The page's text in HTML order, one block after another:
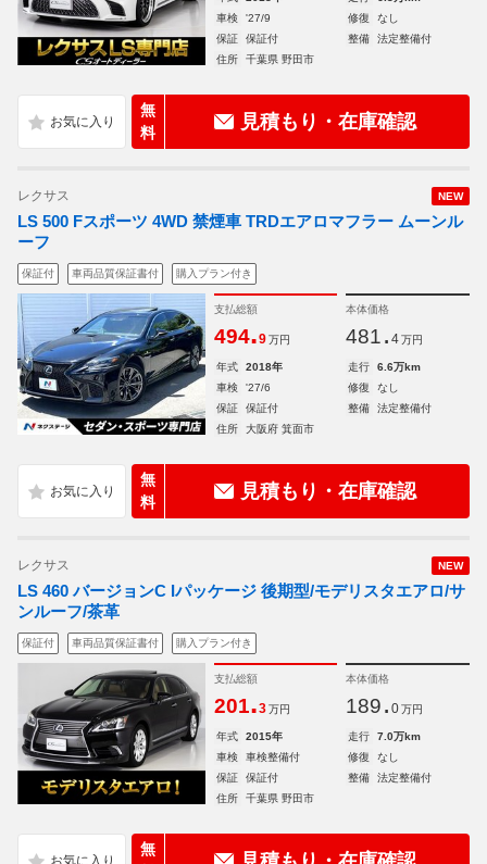
車検
'27/9 修復
なし
保証
保証付 整備
法定整備付
住所
千葉県 野田市
無
料
見積もり・在庫確認
NEW
レクサス
LS 500 Fスポーツ 4WD 禁煙車 TRDエアロマフラー ムーンル
ーフ
保証付 車両品質保証書付 購入プラン付き
支払総額
494.9 万円
本体価格
481. 4 万円
年式 2018年 走行
6.6万km
車検
'27/6 修復
なし
保証
保証付 整備
法定整備付
住所
大阪府 箕面市
無
料
見積もり・在庫確認
NEW
レクサス
LS 460 バージョンC Iパッケージ 後期型/モデリスタエアロ/サ
ンルーフ/茶革
保証付 車両品質保証書付 購入プラン付き
支払総額
201.3 万円
本体価格
189. 0 万円
年式 2015年 走行
7.0万km
車検
車検整備付 修復
なし
保証
保証付 整備
法定整備付
住所
千葉県 野田市
無